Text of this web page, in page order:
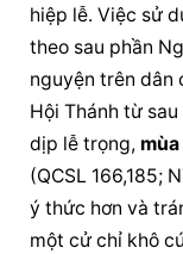
hiệp lễ. Việc sử
theo sau phần
nguyện trên dân
Hội Thánh từ
dịp lễ trọng, mùa
(QCSL 166,185;
ý thức hơn và
một cử chỉ khô